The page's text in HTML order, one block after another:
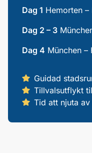
Dag 1 Hemorten –
Dag 2 – 3
Dag 4 München –
Guidad
Tillvalsutflykt
Tid att njuta